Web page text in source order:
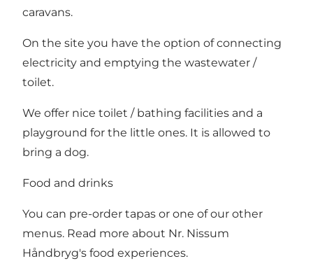
caravans.
On the site you have the option of connecting
electricity and emptying the wastewater /
toilet.
We offer nice toilet / bathing facilities and a
playground for the little ones. It is allowed to
bring a dog.
Food and drinks
You can pre-order tapas or one of our other
menus. Read more about Nr. Nissum
Håndbryg's food experiences.